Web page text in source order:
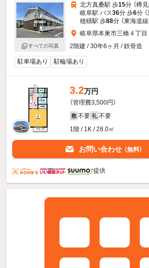
すべての写真
北方真桑駅 歩15分 （樽見
岐阜駅 バス36分 歩6分
穂積駅 歩88分 （東海道線
岐阜県本巣市三橋４丁目
2階建 / 30年6ヶ月 / 鉄骨造
駐車場あり 駐輪場あり
3.2万円
（管理費3,500円）
敷 不要 礼 不要
1階 / 1K / 28.0㎡
お問い合わせ （無料）
提供